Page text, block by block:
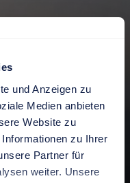
und Anzeigen zu
Medien anbieten
Website zu
zu Ihrer
Partner für
weiter. Unsere